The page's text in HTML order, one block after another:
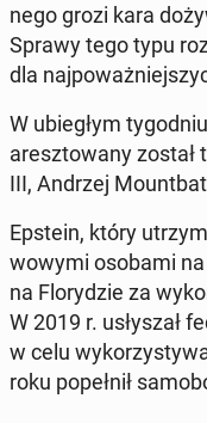
ne­go grozi kara
Sprawy tego typu
dla
W ubie­głym
aresz­to­wa­ny został
III, Andrzej
Epstein, który
wo­wy­mi osobami
na Flo­ry­dzie za
W 2019 r. usły­szał
w celu
roku po­peł­nił